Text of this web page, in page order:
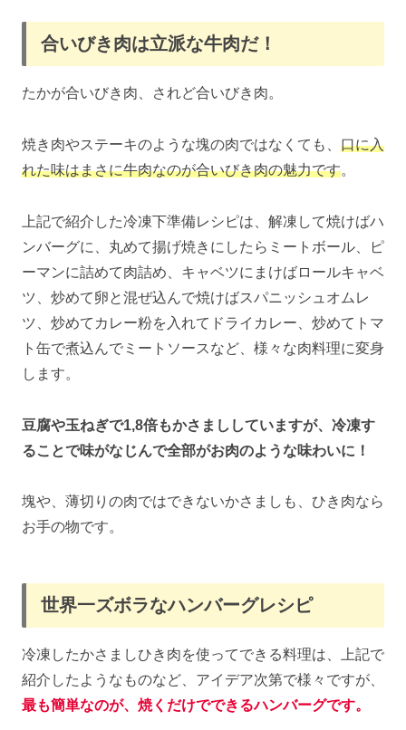
合いびき肉は立派な牛肉だ！
たかが合いびき肉、されど合いびき肉。
焼き肉やステーキのような塊の肉ではなくても、 口に入
れた味はまさに牛肉なのが合いびき肉の魅力です。
上記で紹介した冷凍下準備レシピは、解凍して焼けばハ
ンバーグに、丸めて揚げ焼きにしたらミートボール、ピ
ーマンに詰めて肉詰め、キャベツにまけばロールキャベ
ツ、炒めて卵と混ぜ込んで焼けばスパニッシュオムレ
ツ、炒めてカレー粉を入れてドライカレー、炒めてトマ
ト缶で煮込んでミートソースなど、様々な肉料理に変身
します。
豆腐や玉ねぎで1,8倍もかさまししていますが、冷凍す
ることで味がなじんで全部がお肉のような味わいに！
塊や、薄切りの肉ではできないかさましも、ひき肉なら
お手の物です。
世界一ズボラなハンバーグレシピ
冷凍したかさましひき肉を使ってできる料理は、上記で
紹介したようなものなど、アイデア次第で様々ですが、
最も簡単なのが、焼くだけでできるハンバーグです。